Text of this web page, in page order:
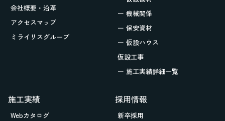
会社概要・沿革
アクセスマップ
ミライリスグループ
ー 機械関係
ー 保安資材
ー 仮設ハウス
仮設工事
ー 施工実績詳細一覧
施工実績
Webカタログ
採用情報
新卒採用